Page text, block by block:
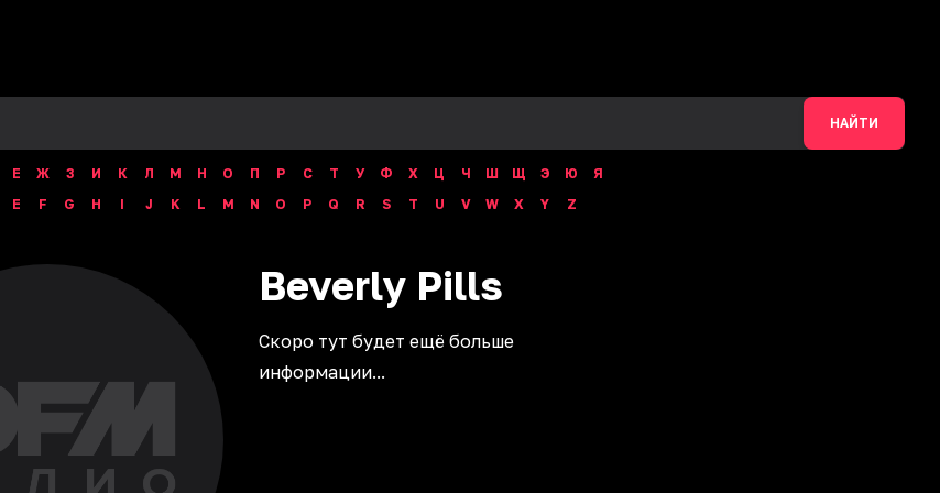
НАЙТИ
Е Ж З И К Л М Н О П Р С Т У Ф Х Ц Ч Ш Щ Э Ю
Я
E F G H I J K L M N O P Q R S T U V W X Y Z
Beverly Pills
Скоро тут будет ещё больше
информации...